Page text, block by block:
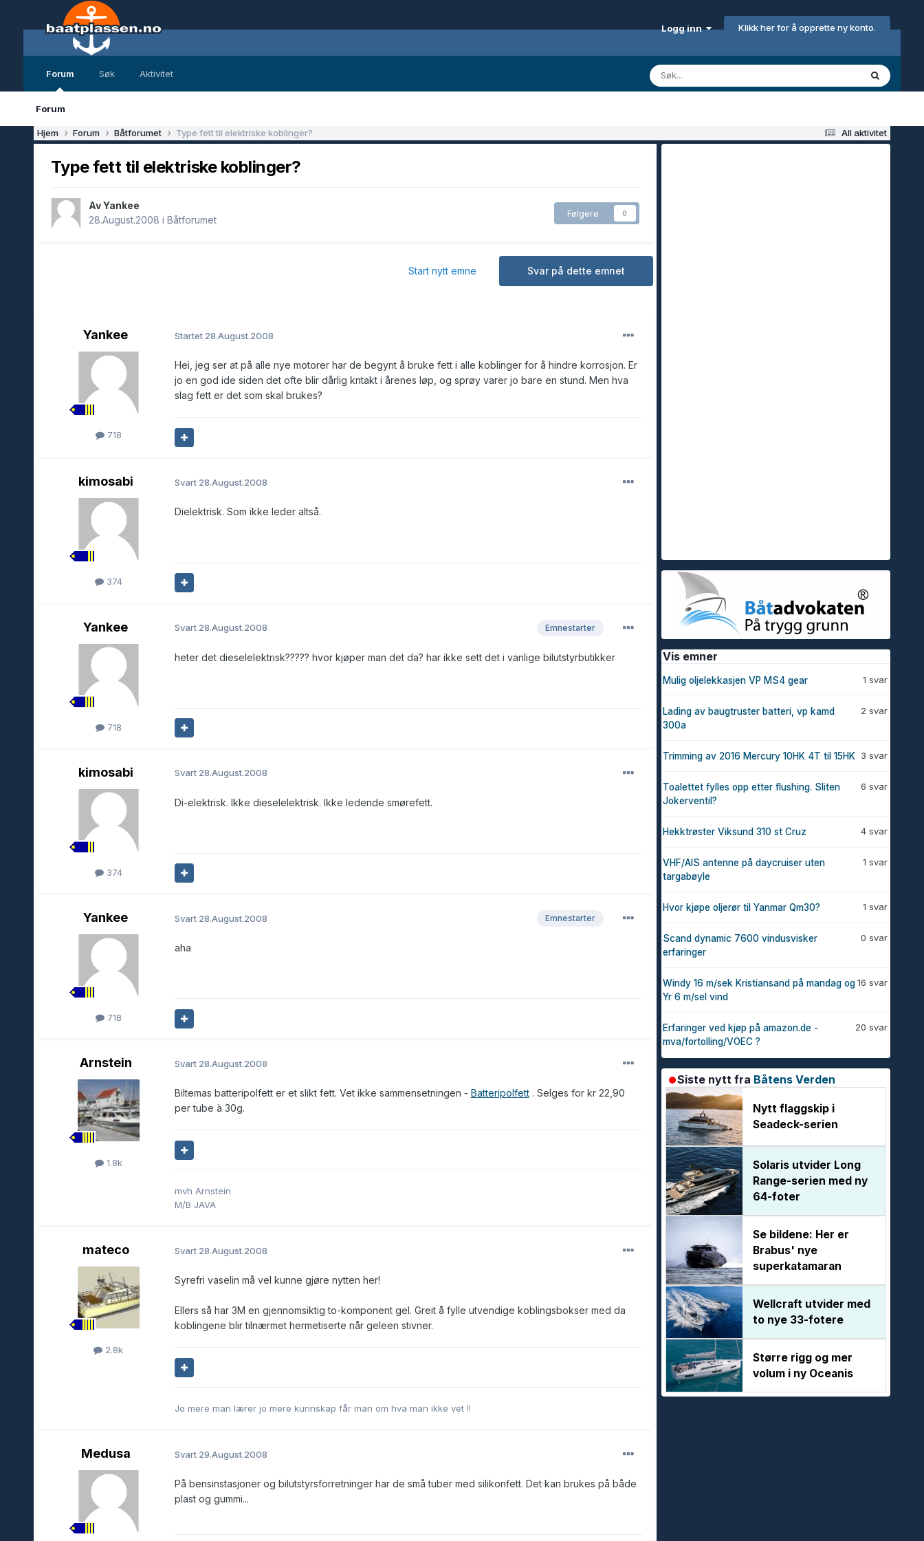
Logg inn Klikk her for å opprette ny konto.
Forum
Forum
Søk Aktivitet
All aktivitet
Hjem Forum Båtforumet Type fett til elektriske koblinger?
Type fett til elektriske koblinger?
Av Yankee
28.August.2008 i Båtforumet
Følgere 0
Svar på dette emnet
Start nytt emne
Yankee
718
Startet 28.August.2008
Hei, jeg ser at på alle nye motorer har de begynt å bruke fett i alle koblinger for å hindre korrosjon. Er
jo en god ide siden det ofte blir dårlig kntakt i årenes løp, og sprøy varer jo bare en stund. Men hva
slag fett er det som skal brukes?
kimosabi
374
Svart 28.August.2008
Dielektrisk. Som ikke leder altså.
Yankee
718
Emnestarter
Svart 28.August.2008
heter det dieselelektrisk????? hvor kjøper man det da? har ikke sett det i vanlige bilutstyrbutikker
kimosabi
374
Svart 28.August.2008
Di-elektrisk. Ikke dieselelektrisk. Ikke ledende smørefett.
Yankee
718
Emnestarter
Svart 28.August.2008
aha
Arnstein
1.8k
Svart 28.August.2008
Biltemas batteripolfett er et slikt fett. Vet ikke sammensetningen - Batteripolfett. Selges for kr 22,90
per tube à 30g.
mvh Arnstein
M/B JAVA
mateco
2.8k
Svart 28.August.2008
Syrefri vaselin må vel kunne gjøre nytten her!
Ellers så har 3M en gjennomsiktig to-komponent gel. Greit å fylle utvendige koblingsbokser med da
koblingene blir tilnærmet hermetiserte når geleen stivner.
Jo mere man lærer jo mere kunnskap får man om hva man ikke vet !!
Medusa Svart 29.August.2008
På bensinstasjoner og bilutstyrsforretninger har de små tuber med silikonfett. Det kan brukes på både
plast og gummi...
Vis emner
1 svar
Mulig oljelekkasjen VP MS4 gear
2 svar
Lading av baugtruster batteri, vp kamd
300a
3 svar
Trimming av 2016 Mercury 10HK 4T til 15HK
6 svar
Toalettet fylles opp etter flushing. Sliten
Jokerventil?
4 svar
Hekktrøster Viksund 310 st Cruz
1 svar
VHF/AIS antenne på daycruiser uten
targabøyle
1 svar
Hvor kjøpe oljerør til Yanmar Qm30?
0 svar
Scand dynamic 7600 vindusvisker
erfaringer
16 svar
Windy 16 m/sek Kristiansand på mandag og
Yr 6 m/sel vind
20 svar
Erfaringer ved kjøp på amazon.de -
mva/fortolling/VOEC ?
Siste nytt fra Båtens Verden
Nytt flaggskip i
Seadeck-serien
Solaris utvider Long
Range-serien med ny
64-foter
Se bildene: Her er
Brabus' nye
superkatamaran
Wellcraft utvider med
to nye 33-fotere
Større rigg og mer
volum i ny Oceanis